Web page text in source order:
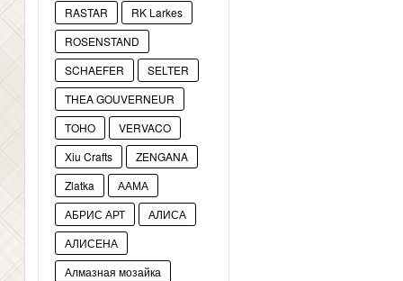
RASTAR
RK Larkes
ROSENSTAND
SCHAEFER
SELTER
THEA GOUVERNEUR
TOHO
VERVACO
Xiu Crafts
ZENGANA
Zlatka
ААМА
АБРИС АРТ
АЛИСА
АЛИСЕНА
Алмазная мозайка